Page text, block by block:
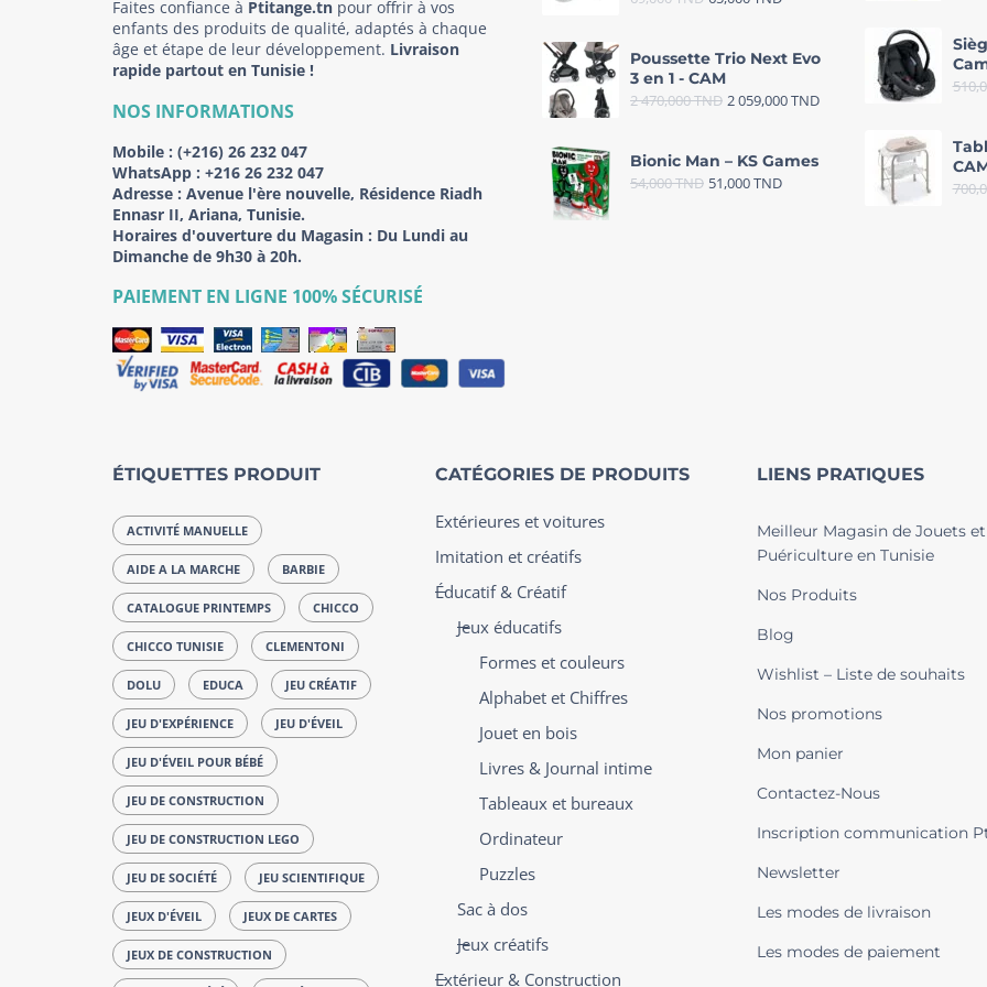
Faites confiance à Ptitange.tn pour offrir à vos
enfants des produits de qualité, adaptés à chaque
âge et étape de leur développement. Livraison
rapide partout en Tunisie !
NOS INFORMATIONS
Mobile : (+216) 26 232 047
WhatsApp : +216 26 232 047
Adresse : Avenue l'ère nouvelle, Résidence Riadh
Ennasr II, Ariana, Tunisie.
Horaires d'ouverture du Magasin : Du Lundi au
Dimanche de 9h30 à 20h.
PAIEMENT EN LIGNE 100% SÉCURISÉ
Poussette Trio Next Evo
3 en 1 - CAM
2 470,000TND 2 059,000TND
Bionic Man – KS Games
54,000TND 51,000TND
ÉTIQUETTES PRODUIT
ACTIVITÉ MANUELLE
AIDE A LA MARCHE BARBIE
CATALOGUE PRINTEMPS CHICCO
CHICCO TUNISIE CLEMENTONI
DOLU EDUCA JEU CRÉATIF
JEU D'EXPÉRIENCE JEU D'ÉVEIL
JEU D'ÉVEIL POUR BÉBÉ
JEU DE CONSTRUCTION
JEU DE CONSTRUCTION LEGO
JEU DE SOCIÉTÉ JEU SCIENTIFIQUE
JEUX D'ÉVEIL JEUX DE CARTES
JEUX DE CONSTRUCTION
CATÉGORIES DE PRODUITS
Extérieures et voitures
Imitation et créatifs
Éducatif & Créatif
Jeux éducatifs
Formes et couleurs
Alphabet et Chiffres
Jouet en bois
Livres & Journal intime
Tableaux et bureaux
Ordinateur
Puzzles
Sac à dos
Jeux créatifs
Extérieur & Construction
LIENS PRATIQUES
Meilleur Magasin de Jouets et
Puériculture en Tunisie
Nos Produits
Blog
Wishlist – Liste de souhaits
Nos promotions
Mon panier
Contactez-Nous
Inscription communication
Newsletter
Les modes de livraison
Les modes de paiement